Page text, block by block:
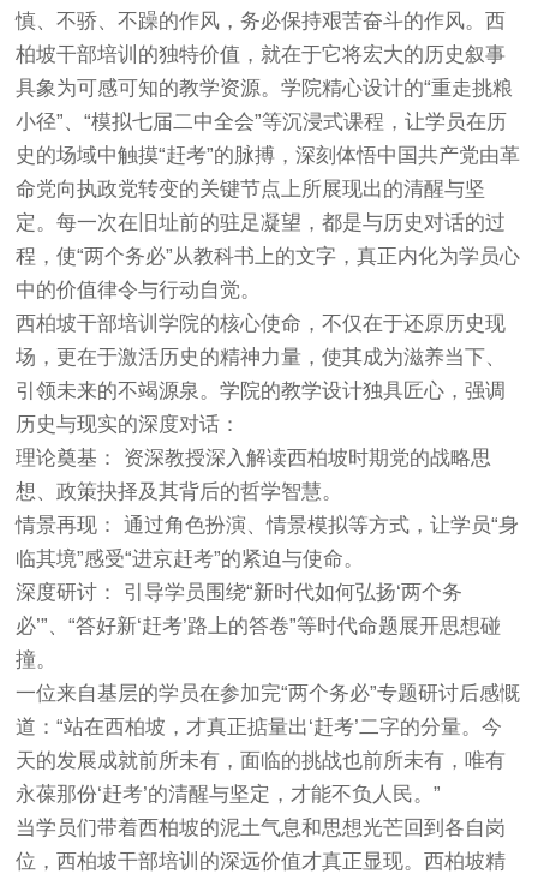
慎、不骄、不躁的作风，务必保持艰苦奋斗的作风。西
柏坡干部培训的独特价值，就在于它将宏大的历史叙事
具象为可感可知的教学资源。学院精心设计的“重走挑粮
小径”、“模拟七届二中全会”等沉浸式课程，让学员在历
史的场域中触摸“赶考”的脉搏，深刻体悟中国共产党由革
命党向执政党转变的关键节点上所展现出的清醒与坚
定。每一次在旧址前的驻足凝望，都是与历史对话的过
程，使“两个务必”从教科书上的文字，真正内化为学员心
中的价值律令与行动自觉。
西柏坡干部培训学院的核心使命，不仅在于还原历史现
场，更在于激活历史的精神力量，使其成为滋养当下、
引领未来的不竭源泉。学院的教学设计独具匠心，强调
历史与现实的深度对话：
理论奠基： 资深教授深入解读西柏坡时期党的战略思
想、政策抉择及其背后的哲学智慧。
情景再现： 通过角色扮演、情景模拟等方式，让学员“身
临其境”感受“进京赶考”的紧迫与使命。
深度研讨： 引导学员围绕“新时代如何弘扬‘两个务
必’”、“答好新‘赶考’路上的答卷”等时代命题展开思想碰
撞。
一位来自基层的学员在参加完“两个务必”专题研讨后感慨
道：“站在西柏坡，才真正掂量出‘赶考’二字的分量。今
天的发展成就前所未有，面临的挑战也前所未有，唯有
永葆那份‘赶考’的清醒与坚定，才能不负人民。”
当学员们带着西柏坡的泥土气息和思想光芒回到各自岗
位，西柏坡干部培训的深远价值才真正显现。西柏坡精